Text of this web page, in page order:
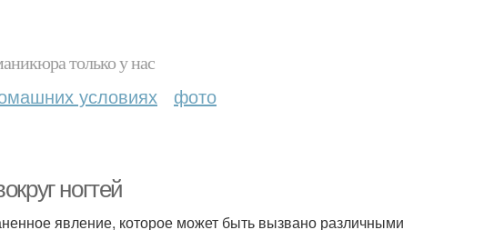
только у нас
условиях фото
ногтей
явление, которое может быть вызвано различными